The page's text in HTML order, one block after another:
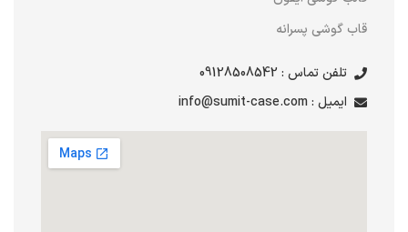
قاب گوشی پسرانه
تلفن تماس : 09128508542
ایمیل : info@sumit-case.com